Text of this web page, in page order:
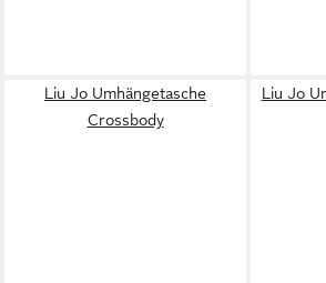
Liu Jo Umhängetasche
Crossbody
Liu Jo